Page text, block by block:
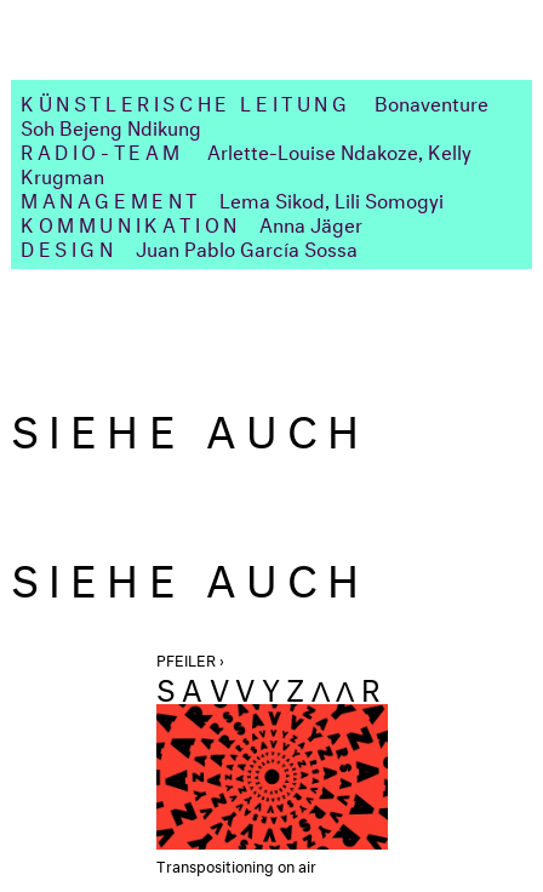
KÜNSTLERISCHE LEITUNG
Bonaventure
Soh Bejeng Ndikung
RADIO-TEAM Arlette-Louise Ndakoze, Kelly
Krugman
MANAGEMENT
Lema Sikod, Lili Somogyi
KOMMUNIKATION
Anna Jäger
DESIGN
Juan Pablo García Sossa
SIEHE AUCH
SIEHE AUCH
PFEILER ›
SAVVYZΛΛR
Transpositioning on air